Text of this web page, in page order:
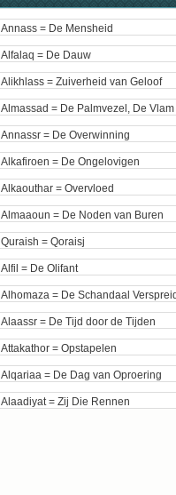
Annass = De Mensheid
Alfalaq = De Dauw
Alikhlass = Zuiverheid van Geloof
Almassad = De Palmvezel, De Vlam
Annassr = De Overwinning
Alkafiroen = De Ongelovigen
Alkaouthar = Overvloed
Almaaoun = De Noden van Buren
Quraish = Qoraisj
Alfil = De Olifant
Alhomaza = De Schandaal
Alaassr = De Tijd door de Tijden
Attakathor = Opstapelen
Alqariaa = De Dag van Oproering
Alaadiyat = Zij Die Rennen